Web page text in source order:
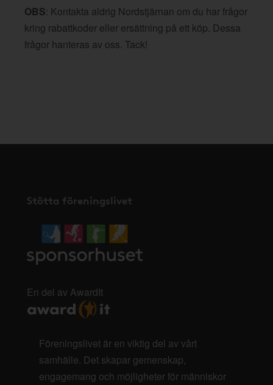
OBS: Kontakta aldrig Nordstjärnan om du har frågor
kring rabattkoder eller ersättning på ett köp. Dessa
frågor hanteras av oss. Tack!
Stötta föreningslivet
En del av AwardIt
Föreningslivet är en viktig del av vårt
samhälle. Det skapar gemenskap,
engagemang och möjligheter för människor